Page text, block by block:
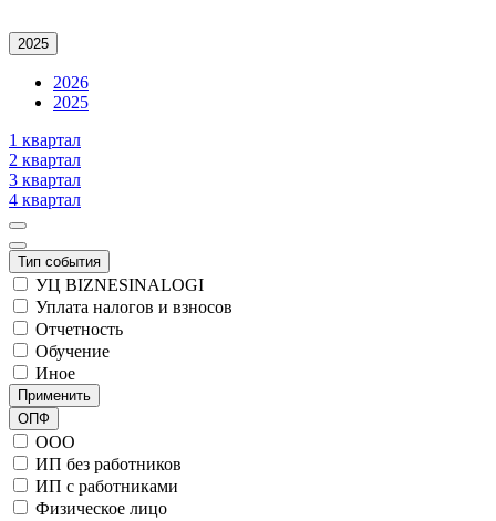
2025
2026
2025
1 квартал
2 квартал
3 квартал
4 квартал
Тип события
УЦ BIZNESINALOGI
Уплата налогов и взносов
Отчетность
Обучение
Иное
Применить
ОПФ
ООО
ИП без работников
ИП с работниками
Физическое лицо